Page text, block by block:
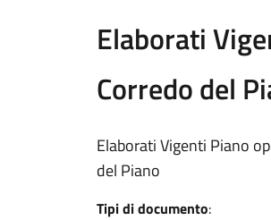
Elaborati
Corredo del
Elaborati Vigenti Piano
del Piano
Tipi di documento: